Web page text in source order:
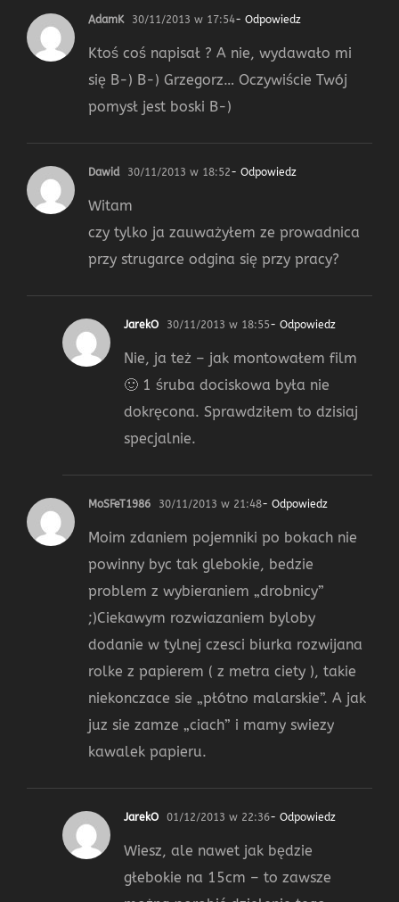
AdamK 30/11/2013 w 17:54- Odpowiedz
Ktoś coś napisał ? A nie, wydawało mi
się B-) B-) Grzegorz… Oczywiście Twój
pomysł jest boski B-)
Dawid 30/11/2013 w 18:52- Odpowiedz
Witam
czy tylko ja zauważyłem ze prowadnica
przy strugarce odgina się przy pracy?
JarekO 30/11/2013 w 18:55- Odpowiedz
Nie, ja też – jak montowałem film
🙂 1 śruba dociskowa była nie
dokręcona. Sprawdziłem to dzisiaj
specjalnie.
MoSFeT1986 30/11/2013 w 21:48- Odpowiedz
Moim zdaniem pojemniki po bokach nie
powinny byc tak glebokie, bedzie
problem z wybieraniem „drobnicy”
;)Ciekawym rozwiazaniem byloby
dodanie w tylnej czesci biurka rozwijana
rolke z papierem ( z metra ciety ), takie
niekonczace sie „płótno malarskie”. A jak
juz sie zamze „ciach” i mamy swiezy
kawalek papieru.
JarekO 01/12/2013 w 22:36- Odpowiedz
Wiesz, ale nawet jak będzie
głebokie na 15cm – to zawsze